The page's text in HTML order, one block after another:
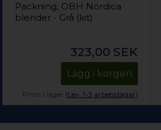
Packning, OBH Nordica
blender - Grå (kit)
323,00 SEK
Lägg i korgen
Finns i lager (Lev. 1-3 arbetsdagar)